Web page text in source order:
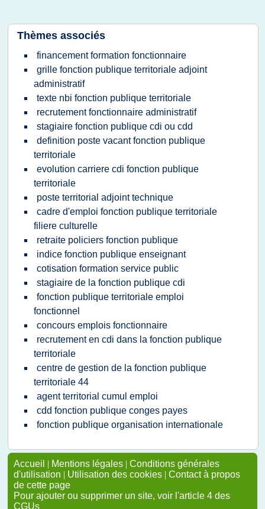
Thèmes associés
financement formation fonctionnaire
grille fonction publique territoriale adjoint
administratif
texte nbi fonction publique territoriale
recrutement fonctionnaire administratif
stagiaire fonction publique cdi ou cdd
definition poste vacant fonction publique
territoriale
evolution carriere cdi fonction publique
territoriale
poste territorial adjoint technique
cadre d'emploi fonction publique territoriale
filiere culturelle
retraite policiers fonction publique
indice fonction publique enseignant
cotisation formation service public
stagiaire de la fonction publique cdi
fonction publique territoriale emploi
fonctionnel
concours emplois fonctionnaire
recrutement en cdi dans la fonction publique
territoriale
centre de gestion de la fonction publique
territoriale 44
agent territorial cumul emploi
cdd fonction publique conges payes
fonction publique organisation internationale
Accueil | Mentions légales | Conditions générales
d'utilisation | Utilisation des cookies | Contact à propos
de cette page
Pour ajouter ou supprimer un site, voir l'article 4 des
CGUs